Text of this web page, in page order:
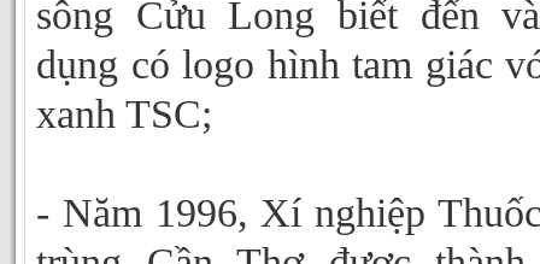
sông Cửu Long biết đến
dụng có logo hình tam giác
xanh TSC;
- Năm 1996, Xí nghiệp